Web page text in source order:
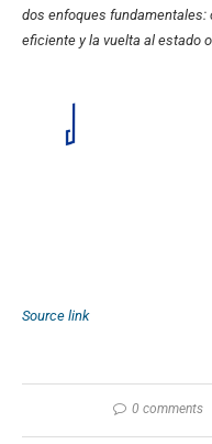
dos enfoques
eficiente y la vuelta al estado
Source link
0 comments